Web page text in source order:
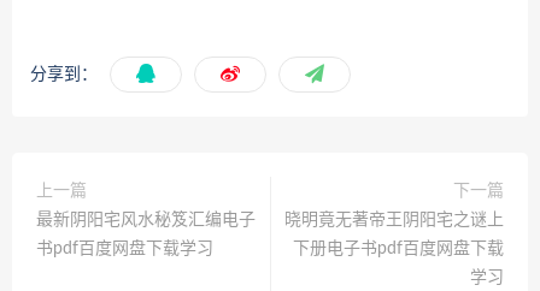
分享到：
上一篇
最新阴阳宅风水秘笈汇编电子
书pdf百度网盘下载学习
下一篇
晓明竟无著帝王阴阳宅之谜上
下册电子书pdf百度网盘下载
学习